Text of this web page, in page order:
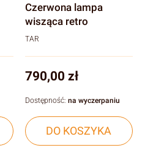
Czerwona lampa
wisząca retro
TAR
Cena
790,00 zł
DO KOSZYKA
Dostępność: na wyczerpaniu